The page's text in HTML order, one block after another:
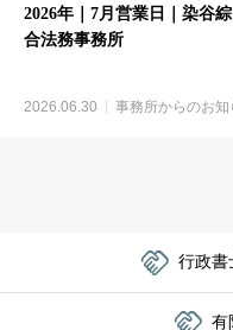
2026年｜7月営業日｜染谷綜
合法務事務所
2026.06.30 事務所からのお知
 行政書
有